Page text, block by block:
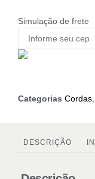
Simulação de frete
Categorias Cordas
DESCRIÇÃO